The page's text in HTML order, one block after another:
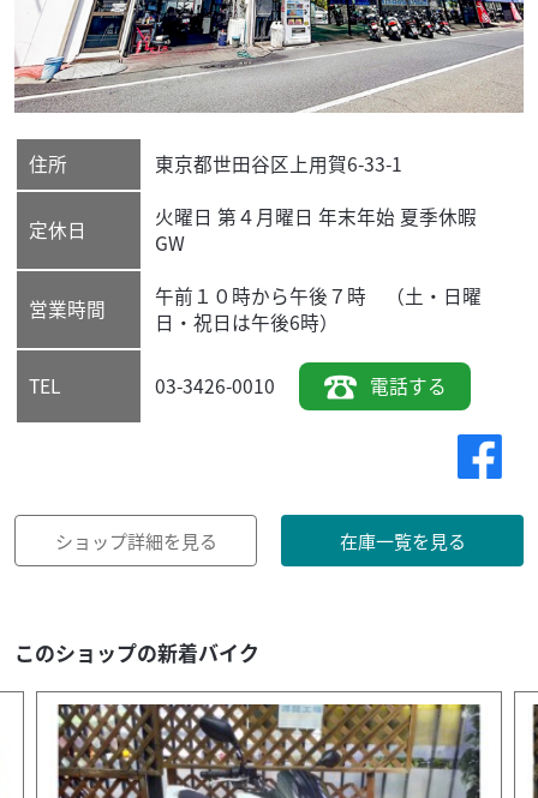
住所 東京都世田谷区上用賀6-33-1
定休日
火曜日 第４月曜日 年末年始 夏季休暇
GW
営業時間
午前１０時から午後７時 （土・日曜
日・祝日は午後6時）
TEL 03-3426-0010 電話する
ショップ詳細を見る 在庫一覧を見る
このショップの新着バイク